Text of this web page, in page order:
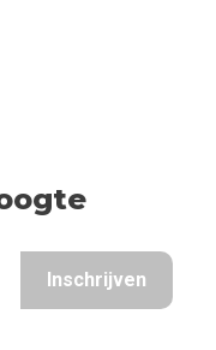
Inschrijven